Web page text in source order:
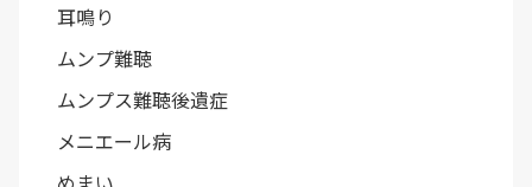
耳鳴り
ムンプ難聴
ムンプス難聴後遺症
メニエール病